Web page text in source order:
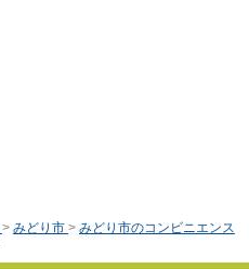
> みどり市 > みどり市のコンビニエンス